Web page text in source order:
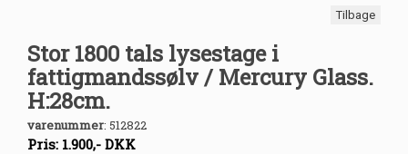
Tilbage
Stor 1800 tals lysestage i
fattigmandssølv / Mercury Glass.
H:28cm.
varenummer: 512822
Pris: 1.900,- DKK